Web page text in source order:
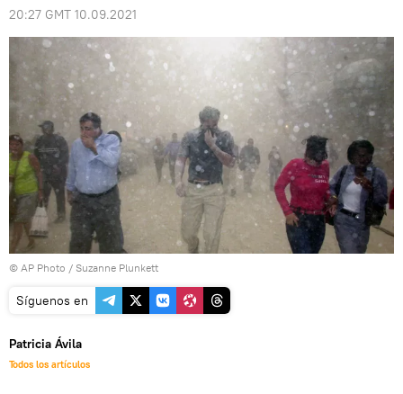
20:27 GMT 10.09.2021
© AP Photo / Suzanne Plunkett
Síguenos en
Patricia Ávila
Todos los artículos